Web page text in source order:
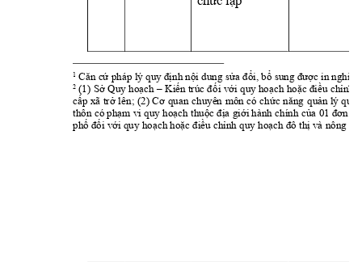
1 Căn cứ pháp lý quy định nội dung sửa đổi, bổ sung được in
2 (1) Sở Quy hoạch – Kiến trúc đối với quy hoạch hoặc điều chỉnh
cấp xã trở lên; (2) Cơ quan chuyên môn có chức năng quản lý quy
thôn có phạm vi quy hoạch thuộc địa giới hành chính của 01 đơn vị
phố đối với quy hoạch hoặc điều chỉnh quy hoạch đô thị và nông